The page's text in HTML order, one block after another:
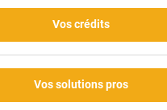
Vos crédits
Vos solutions pros